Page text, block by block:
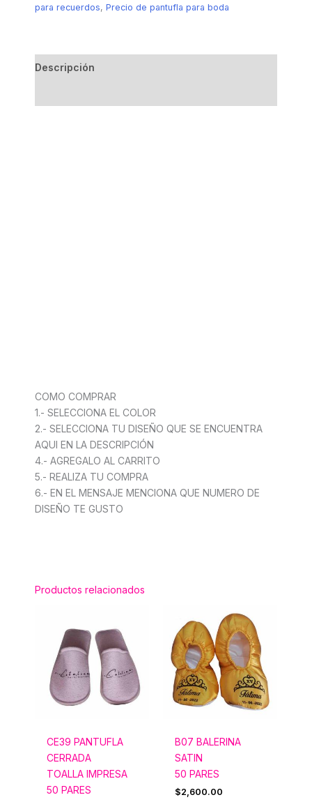
para recuerdos, Precio de pantufla para boda
Descripción
COMO COMPRAR
1.- SELECCIONA EL COLOR
2.- SELECCIONA TU DISEÑO QUE SE ENCUENTRA
AQUI EN LA DESCRIPCIÓN
4.- AGREGALO AL CARRITO
5.- REALIZA TU COMPRA
6.- EN EL MENSAJE MENCIONA QUE NUMERO DE
DISEÑO TE GUSTO
Productos relacionados
CE39 PANTUFLA
CERRADA
TOALLA IMPRESA
50 PARES
B07 BALERINA
SATIN
50 PARES
$2,600.00